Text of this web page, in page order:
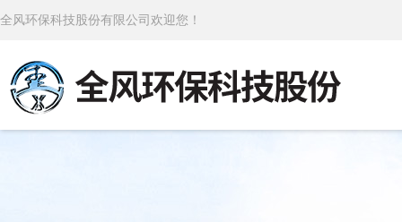
全风环保科技股份有限公司欢迎您！